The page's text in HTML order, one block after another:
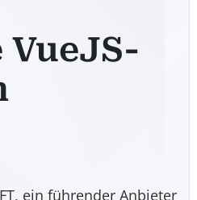
VueJS-
ein führender Anbieter